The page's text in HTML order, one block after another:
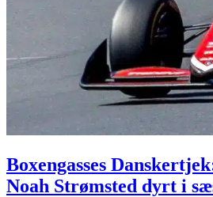
Boxengasses
Noah Strømsted dyrt i